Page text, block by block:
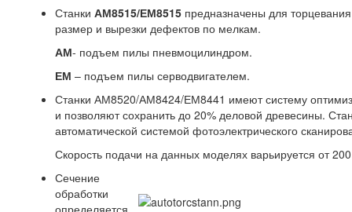
Станки АМ8515/ЕМ8515 предназначены для торцевания
размер и вырезки дефектов по мелкам.
АМ- подъем пилы пневмоцилиндром.
ЕМ – подъем пилы серводвигателем.
Станки АМ8520/АМ8424/ЕМ8441 имеют систему
и позволяют сохранить до 20% деловой древесины.
автоматической системой фотоэлектрического
Скорость подачи на данных моделях варьируется от
Сечение
обработки
определяется